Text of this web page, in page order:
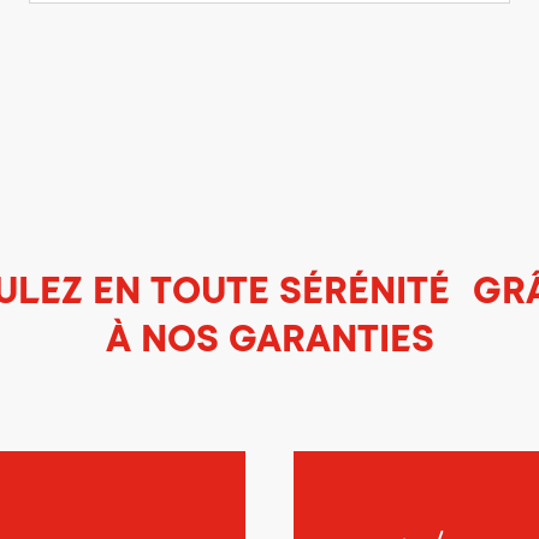
EN TOUTE SÉRÉNITÉ
À NOS GARANTIES